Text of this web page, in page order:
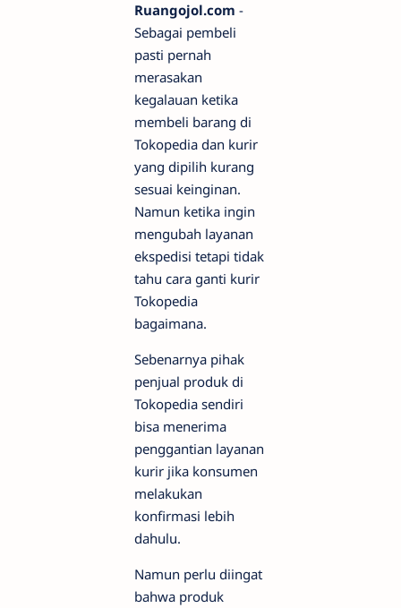
Ruangojol.com -
Sebagai pembeli
pasti pernah
merasakan
kegalauan ketika
membeli barang di
Tokopedia dan kurir
yang dipilih kurang
sesuai keinginan.
Namun ketika ingin
mengubah layanan
ekspedisi tetapi tidak
tahu cara ganti kurir
Tokopedia
bagaimana.
Sebenarnya pihak
penjual produk di
Tokopedia sendiri
bisa menerima
penggantian layanan
kurir jika konsumen
melakukan
konfirmasi lebih
dahulu.
Namun perlu diingat
bahwa produk